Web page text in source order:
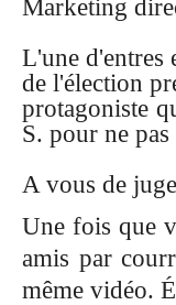
Marketing
L'une d'entres
de l'élection
protagoniste
S. pour ne
A vous de
Une fois que
amis par
même vidéo.